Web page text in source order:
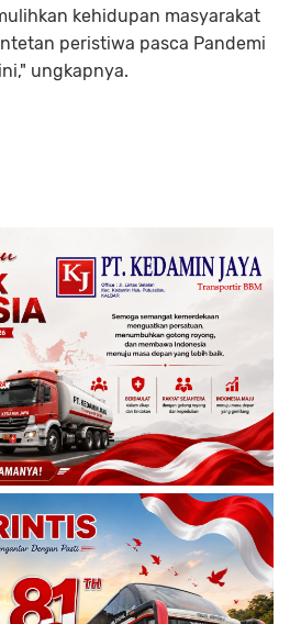
kehidupan masyarakat
peristiwa pasca Pandemi
ungkapnya.